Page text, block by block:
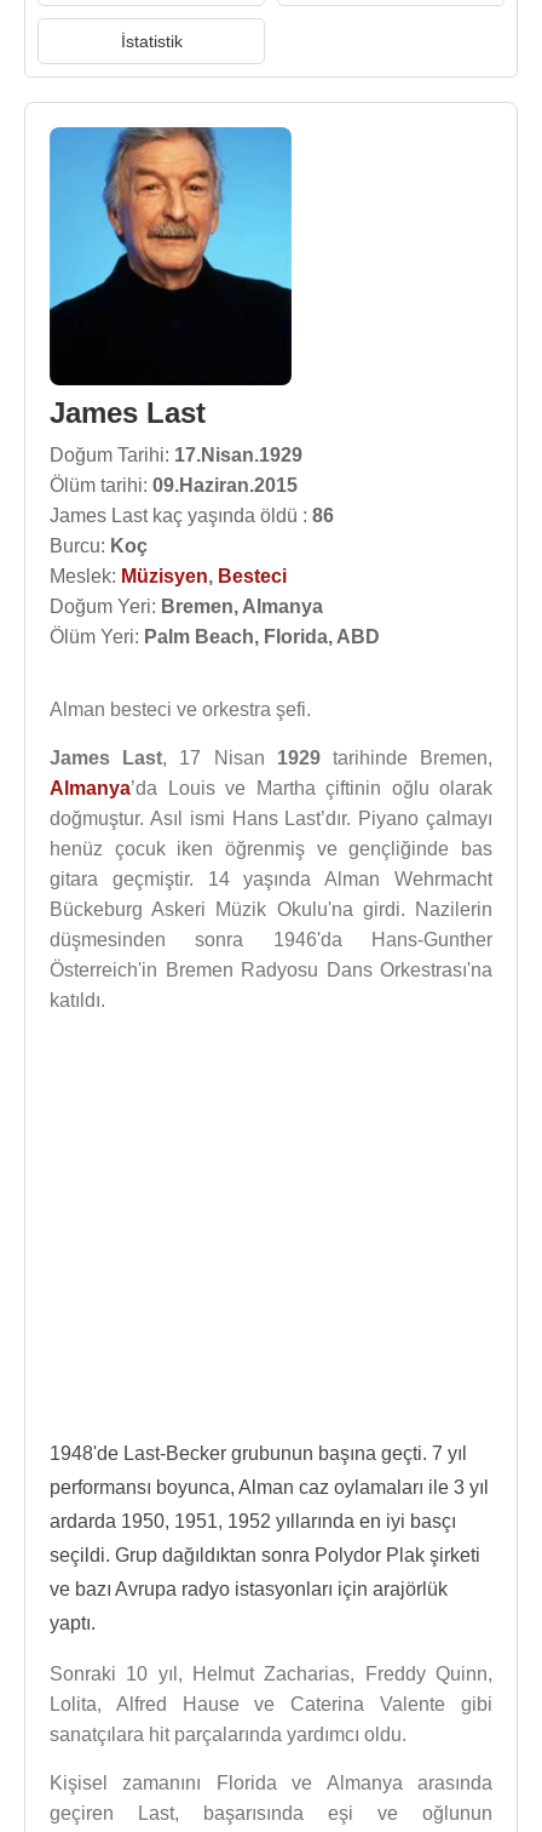
İstatistik
James Last
Doğum Tarihi: 17.Nisan.1929
Ölüm tarihi: 09.Haziran.2015
James Last kaç yaşında öldü : 86
Burcu: Koç
Meslek: Müzisyen, Besteci
Doğum Yeri: Bremen, Almanya
Ölüm Yeri: Palm Beach, Florida, ABD
Alman besteci ve orkestra şefi.
James Last, 17 Nisan 1929tarihinde Bremen,
Almanya’da Louis ve Martha çiftinin oğlu olarak
doğmuştur. Asıl ismi Hans Last’dır. Piyano çalmayı
henüz çocuk iken öğrenmiş ve gençliğinde bas
gitara geçmiştir. 14 yaşında Alman Wehrmacht
Bückeburg Askeri Müzik Okulu'na girdi. Nazilerin
düşmesinden sonra 1946'da Hans-Gunther
Österreich'in Bremen Radyosu Dans Orkestrası'na
katıldı.
1948'de Last-Becker grubunun başına geçti. 7 yıl
performansı boyunca, Alman caz oylamaları ile 3 yıl
ardarda 1950, 1951, 1952 yıllarında en iyi basçı
seçildi. Grup dağıldıktan sonra Polydor Plak şirketi
ve bazı Avrupa radyo istasyonları için arajörlük
yaptı.
Sonraki 10 yıl, Helmut Zacharias, Freddy Quinn,
Lolita, Alfred Hause ve Caterina Valente gibi
sanatçılara hit parçalarında yardımcı oldu.
Kişisel zamanını Florida ve Almanya arasında
geçiren Last, başarısında eşi ve oğlunun